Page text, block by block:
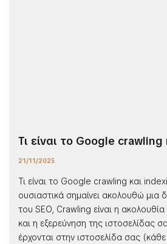
Τι είναι το Google
21/11/2025
Τι είναι το Google crawling και
ουσιαστικά σημαίνει ακολουθώ μια
του SEO, Crawling είναι η
και η εξερεύνηση της ιστοσελίδας
έρχονται στην ιστοσελίδα σας